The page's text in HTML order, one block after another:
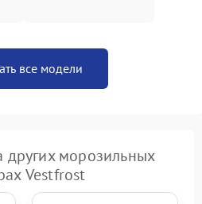
все модели
других морозильных
Vestfrost